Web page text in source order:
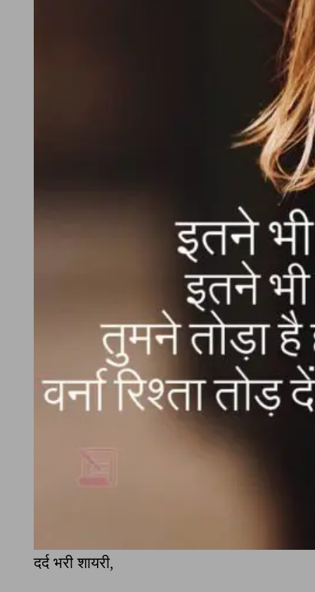
दर्द भरी शायरी,